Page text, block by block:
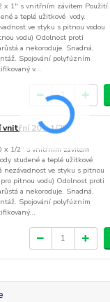
x 1" s vnitřním závitem Použití:
a teplé užitkové vody.
ve styku s pitnou vodou
vodu) Odolnost proti
a nekoroduje. Snadná,
Spojování polyfúzním
v...
vnitřní 20 x 1/2"
x 1/2" s vnitřním závitem
studené a teplé užitkové
nezávadnost ve styku s pitnou
pro pitnou vodu) Odolnost proti
a nekoroduje. Snadná,
Spojování polyfúzním